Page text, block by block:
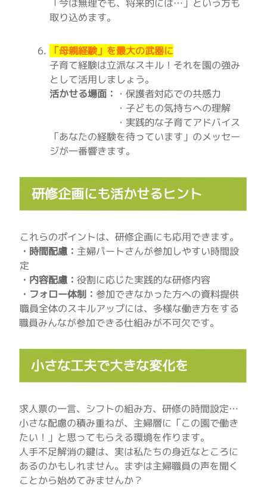
「今は無理でも、将来的には…」という方も
取り込めます。
「母親経験」を最大の武器に
子育て経験は立派なスキル！それを園の強み
として活用しましょう。
活かせる場面： ・保護者対応での共感力
・子どもの気持ちへの理解
・実践的な子育てアドバイス
「あなたの経験を待っています」のメッセー
ジが一番響きます。
研修企画にも活かせるヒント
これらのポイントは、研修企画にも応用できます。
・時間配慮： 主婦パートさんが参加しやすい時間設
定
・内容配慮：役割に応じた実践的な研修内容
・フォロー体制： 参加できなかった方への資料提供
職員全体のスキルアップには、多様な働き方をする
職員みんなが参加できる仕組みが不可欠です。
小さな工夫で大きな変化を
求人票の一言、シフトの組み方、研修の時間設定…
小さな配慮の積み重ねが、主婦層に「この園で働き
たい！」と思ってもらえる環境を作ります。
人手不足解消の鍵は、実は私たちの身近なところに
あるのかもしれません。まずは主婦職員の声を聞く
ことから始めてみませんか？